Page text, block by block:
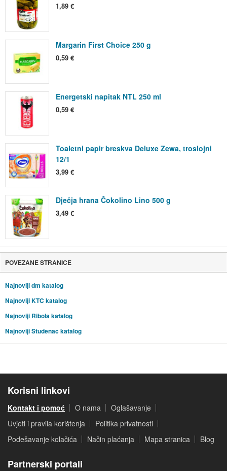
1,89 €
Margarin First Choice 250 g
0,59 €
Energetski napitak NTL 250 ml
0,59 €
Toaletni papir breskva Deluxe Zewa, troslojni
12/1
3,99 €
Dječja hrana Čokolino Lino 500 g
3,49 €
POVEZANE STRANICE
Najnoviji dm katalog
Najnoviji KTC katalog
Najnoviji Ribola katalog
Najnoviji Studenac katalog
Korisni linkovi
Kontakt i pomoć O nama
Oglašavanje
Uvjeti i pravila korištenja
Politika privatnosti
Podešavanje kolačića
Način plaćanja Mapa stranica Blog
Partnerski portali